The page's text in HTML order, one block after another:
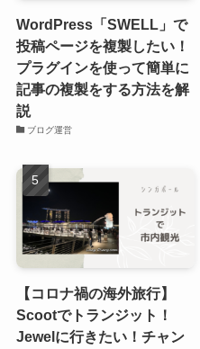
WordPress「SWELL」で
投稿ページを複製したい！
プラグインを使って簡単に
記事の複製をする方法を解
説
ブログ運営
【コロナ禍の海外旅行】
Scootでトランジット！
Jewelに行きたい！チャン